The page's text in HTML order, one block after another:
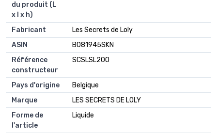
du produit (L
x l x h)
Fabricant
Les Secrets de Loly
ASIN
B081945SKN
Référence
constructeur
SCSLSL200
Pays d'origine
Belgique
Marque
LES SECRETS DE LOLY
Forme de
l'article
Liquide